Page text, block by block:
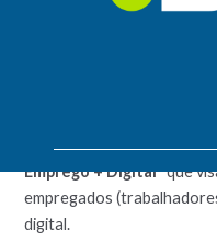
FORMAÇÃO
Ação de formação
Emprego + Digital”que
empregados
digital.